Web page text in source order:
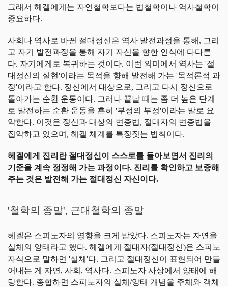
그래서 헤겔에게는 자연철학보다는 법철학이나 역사철학이
중요하다.
사회나 역사로 바뀐 절대정신은 역사 발전과정을 통해, 그리
고 자기 발전과정을 통해 자기 자신을 향한 인식에 다다른
다. 자기에게로 복귀하는 것이다. 이런 의미에서 역사는 '절
대정신의 실현'이라는 목적을 향해 발전해 가는 '목적론적 과
정'이라고 한다. 정신에서 대상으로, 그리고 다시 정신으로
돌아가는 순환 운동이다. 그러나 끝날 때는 좀 더 높은 단계
로 발전하는 순환 운동을 흔히 '부정의 부정'이라는 말로 요
약한다. 이것은 정신과 대상의 변증법, 절대자의 변증법을
집약하고 있으며, 헤겔 체계를 특징짓는 법칙이다.
헤겔에게 진리란 절대정신이 스스로를 돌아보면서 진리의
기준을 계속 정정해 가는 과정이다. 진리를 확인하고 보증해
주는 것은 발전해 가는 절대정신 자신이다.
'철학의 종말', 근대철학의 종말
헤겔은 스피노자의 영향을 크게 받았다. 스피노자는 자연을
실체의 양태라고 했다. 헤겔에게 절대자(절대정신)은 스피노
자식으로 말하면 '실체'다. 그리고 절대정신이 표현되어 만들
어내는 게 자연, 사회, 역사다. 스피노자 사상에서 양태에 해
당한다. 종합하면 스피노자의 실체/양태 개념을 주체와 객체